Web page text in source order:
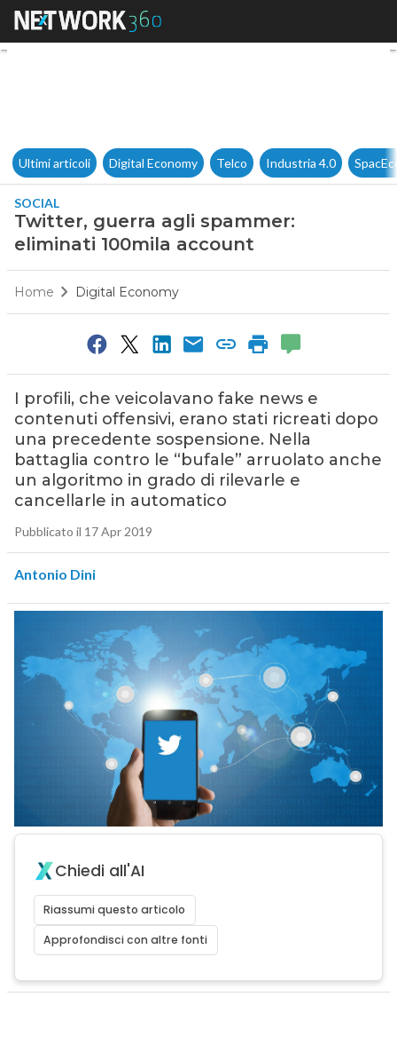
Twitter, guerra agli
Ultimi articoli Digital Economy Telco Industria 4.0
SOCIAL
Twitter, guerra agli spammer:
eliminati 100mila account
Home Digital Economy
I profili, che veicolavano fake news e
contenuti offensivi, erano stati ricreati dopo
una precedente sospensione. Nella
battaglia contro le “bufale” arruolato anche
un algoritmo in grado di rilevarle e
cancellarle in automatico
Pubblicato il 17 Apr 2019
Antonio Dini
Chiedi all'AI
Riassumi questo articolo
Approfondisci con altre fonti